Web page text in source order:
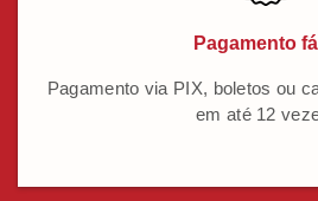
Pagamento
Pagamento via PIX, boletos ou
em até 12